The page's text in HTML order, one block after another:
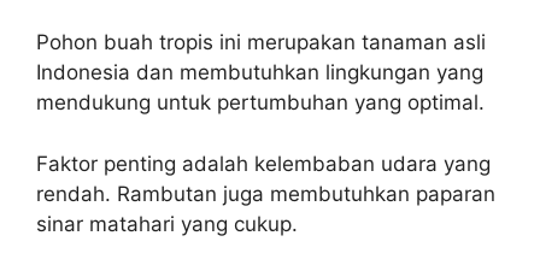
Pohon buah tropis ini merupakan tanaman asli
Indonesia dan membutuhkan lingkungan yang
mendukung untuk pertumbuhan yang optimal.
Faktor penting adalah kelembaban udara yang
rendah. Rambutan juga membutuhkan paparan
sinar matahari yang cukup.